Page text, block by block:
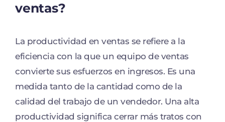
ventas?
La productividad en ventas se refiere a la
eficiencia con la que un equipo de ventas
convierte sus esfuerzos en ingresos. Es una
medida tanto de la cantidad como de la
calidad del trabajo de un vendedor. Una alta
productividad significa cerrar más tratos con